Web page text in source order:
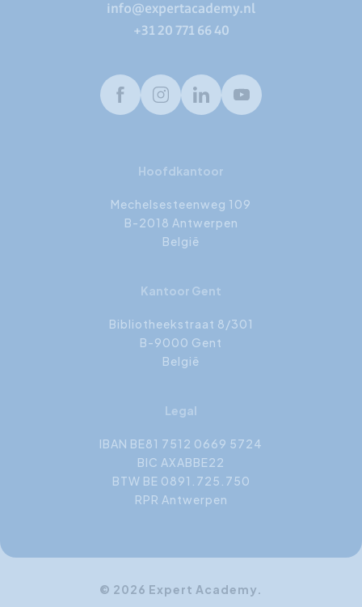
info@expertacademy.nl
+31 20 771 66 40
FacebookInstagramLinkedInYoutube
Hoofdkantoor
Mechelsesteenweg 109
B-2018 Antwerpen
België
Kantoor Gent
Bibliotheekstraat 8/301
B-9000 Gent
België
Legal
IBAN BE81 7512 0669 5724
BIC AXABBE22
BTW BE 0891.725.750
RPR Antwerpen
© 2026 Expert Academy.